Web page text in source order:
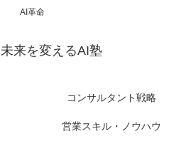
AI革命
来を変えるAI塾
コンサルタント戦略
営業スキル・ノウハウ